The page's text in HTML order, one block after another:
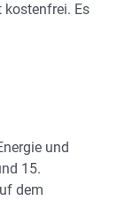
kostenfrei. Es
und
15.
dem